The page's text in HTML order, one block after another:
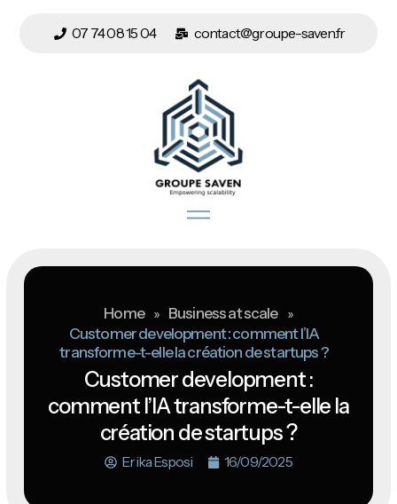
07 74 08 15 04 contact@groupe-saven.fr
Home » Business at scale »
Customer development : comment l’IA
transforme-t-elle la création de startups ?
Customer development :
comment l’IA transforme-t-elle la
création de startups ?
Erika Esposi 16/09/2025